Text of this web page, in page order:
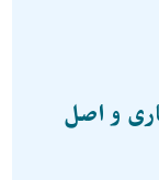
و اصل